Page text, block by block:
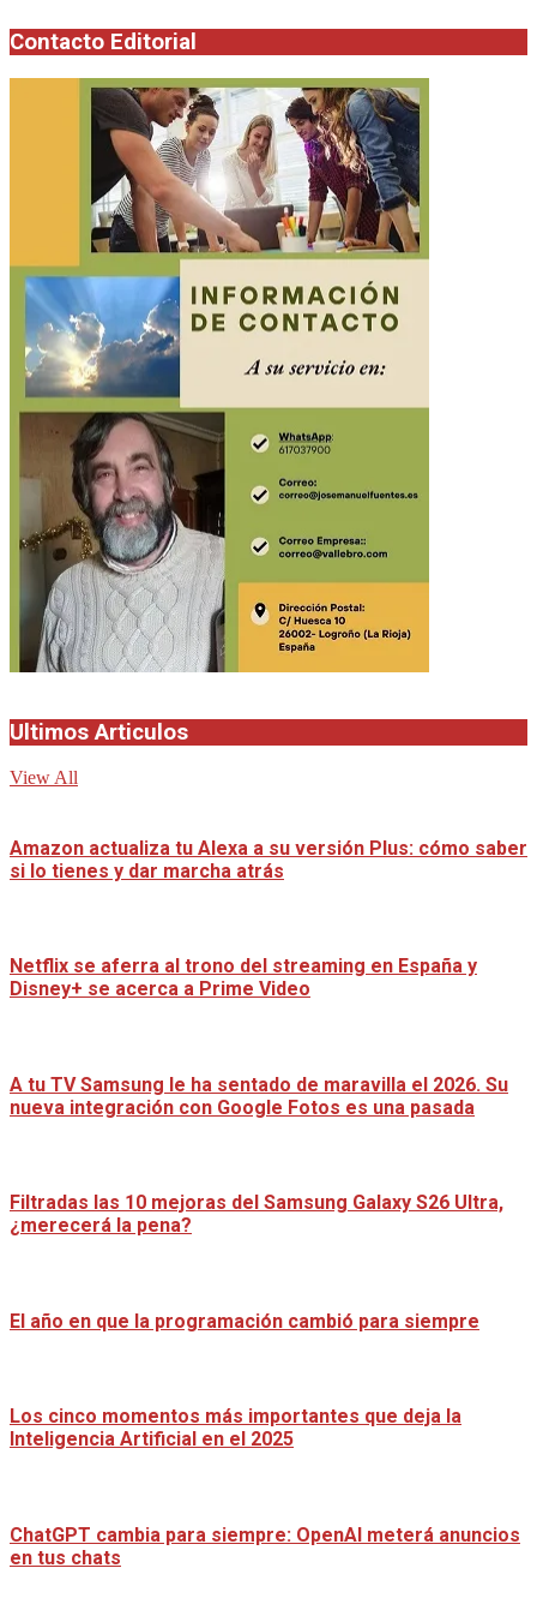
Contacto Editorial
Ultimos Articulos
View All
Amazon actualiza tu Alexa a su versión Plus: cómo saber
si lo tienes y dar marcha atrás
Netflix se aferra al trono del streaming en España y
Disney+ se acerca a Prime Video
A tu TV Samsung le ha sentado de maravilla el 2026. Su
nueva integración con Google Fotos es una pasada
Filtradas las 10 mejoras del Samsung Galaxy S26 Ultra,
¿merecerá la pena?
El año en que la programación cambió para siempre
Los cinco momentos más importantes que deja la
Inteligencia Artificial en el 2025
ChatGPT cambia para siempre: OpenAI meterá anuncios
en tus chats